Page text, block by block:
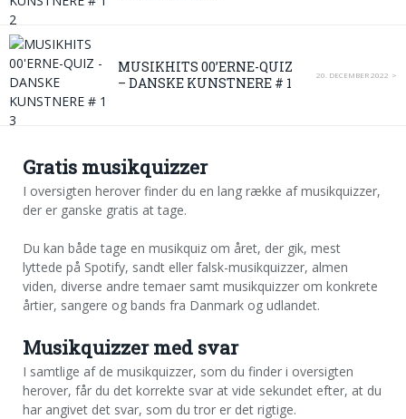
20. DECEMBER 2022
MUSIKHITS 00’ERNE-QUIZ
– DANSKE KUNSTNERE # 1
Gratis musikquizzer
I oversigten herover finder du en lang række af musikquizzer,
der er ganske gratis at tage.
Du kan både tage en musikquiz om året, der gik, mest
lyttede på Spotify, sandt eller falsk-musikquizzer, almen
viden, diverse andre temaer samt musikquizzer om konkrete
årtier, sangere og bands fra Danmark og udlandet.
Musikquizzer med svar
I samtlige af de musikquizzer, som du finder i oversigten
herover, får du det korrekte svar at vide sekundet efter, at du
har angivet det svar, som du tror er det rigtige.